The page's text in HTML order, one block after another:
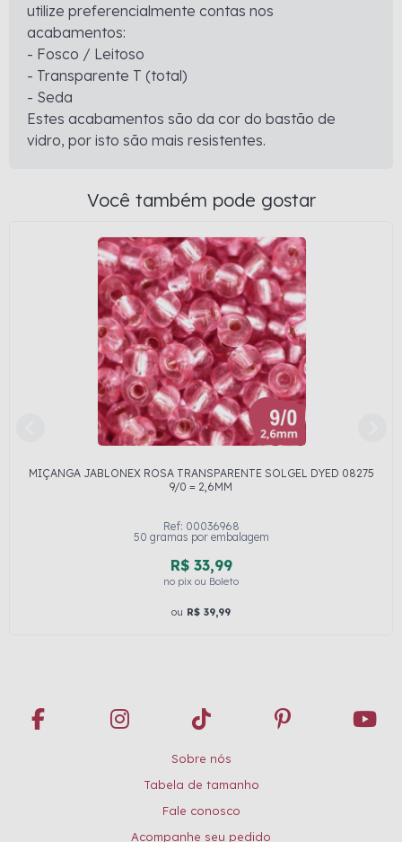
utilize preferencialmente contas nos
acabamentos:
- Fosco / Leitoso
- Transparente T (total)
- Seda
Estes acabamentos são da cor do bastão de
vidro, por isto são mais resistentes.
Você também pode gostar
MIÇANGA JABLONEX ROSA TRANSPARENTE SOLGEL DYED 08275
9/0 = 2,6MM
Ref: 00036968
50 gramas por embalagem
R$ 33,99
no pix ou Boleto
ou R$ 39,99
Sobre nós
Tabela de tamanho
Fale conosco
Acompanhe seu pedido